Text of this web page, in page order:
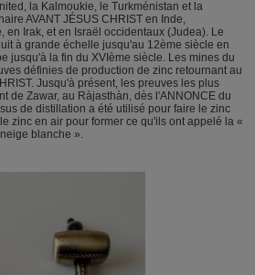
la Kalmoukie, le Turkménistan et la
AVANT JÉSUS CHRIST en Inde,
en Irak, et en Israël occidentaux (Judea). Le
à grande échelle jusqu'au 12ème siècle en
jusqu'à la fin du XVIème siècle. Les mines du
définies de production de zinc retournant au
Jusqu'à présent, les preuves les plus
de Zawar, au Ràjasthàn, dès l'ANNONCE du
de distillation a été utilisé pour faire le zinc
zinc en air pour former ce qu'ils ont appelé la «
blanche ».